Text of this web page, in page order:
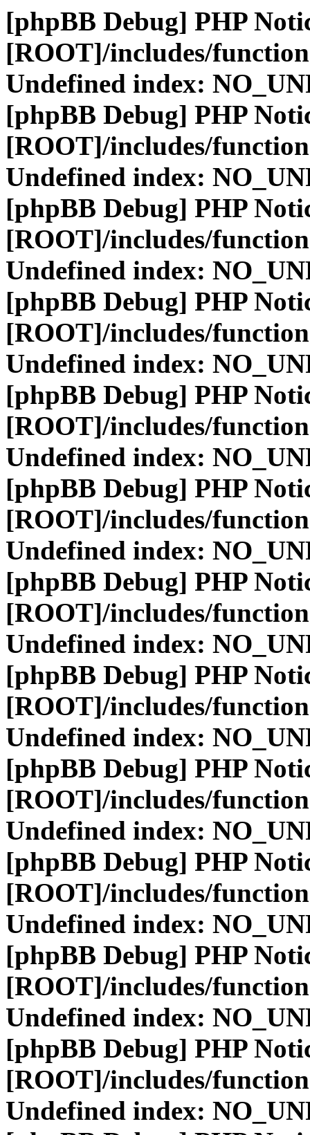
[phpBB Debug] PHP
[ROOT]/includes/
Undefined index:
[phpBB Debug] PHP
[ROOT]/includes/
Undefined index:
[phpBB Debug] PHP
[ROOT]/includes/
Undefined index:
[phpBB Debug] PHP
[ROOT]/includes/
Undefined index:
[phpBB Debug] PHP
[ROOT]/includes/
Undefined index:
[phpBB Debug] PHP
[ROOT]/includes/
Undefined index:
[phpBB Debug] PHP
[ROOT]/includes/
Undefined index:
[phpBB Debug] PHP
[ROOT]/includes/
Undefined index:
[phpBB Debug] PHP
[ROOT]/includes/
Undefined index:
[phpBB Debug] PHP
[ROOT]/includes/
Undefined index:
[phpBB Debug] PHP
[ROOT]/includes/
Undefined index:
[phpBB Debug] PHP
[ROOT]/includes/
Undefined index: